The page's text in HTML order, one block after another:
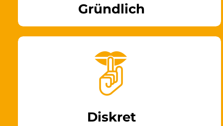
Gründlich
Diskret